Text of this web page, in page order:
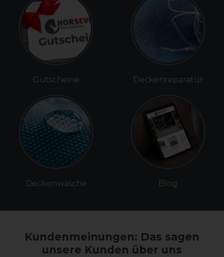
Gutscheine
Deckenwäsche
Deckenreparatur
Blog
Kundenmeinungen: Das sagen
unsere Kunden über uns